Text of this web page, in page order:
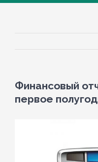
Финансовый
первое